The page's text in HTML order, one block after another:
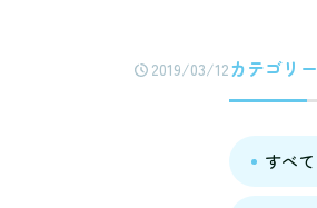
2019/03/12カテゴリー
すべて